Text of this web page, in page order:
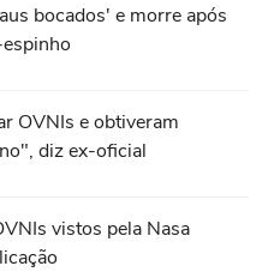
bocados' e morre após
OVNIs e obtiveram
diz ex-oficial
vistos pela Nasa